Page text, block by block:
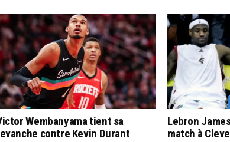
Wembanyama tient sa
contre Kevin Durant
Lebron
match à